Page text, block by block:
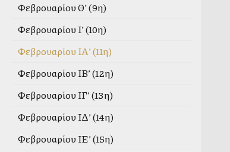
Φεβρουαρίου Θ’ (9η)
Φεβρουαρίου Ι’ (10η)
Φεβρουαρίου ΙΑ’ (11η)
Φεβρουαρίου ΙΒ’ (12η)
Φεβρουαρίου ΙΓ’ (13η)
Φεβρουαρίου ΙΔ’ (14η)
Φεβρουαρίου ΙΕ’ (15η)